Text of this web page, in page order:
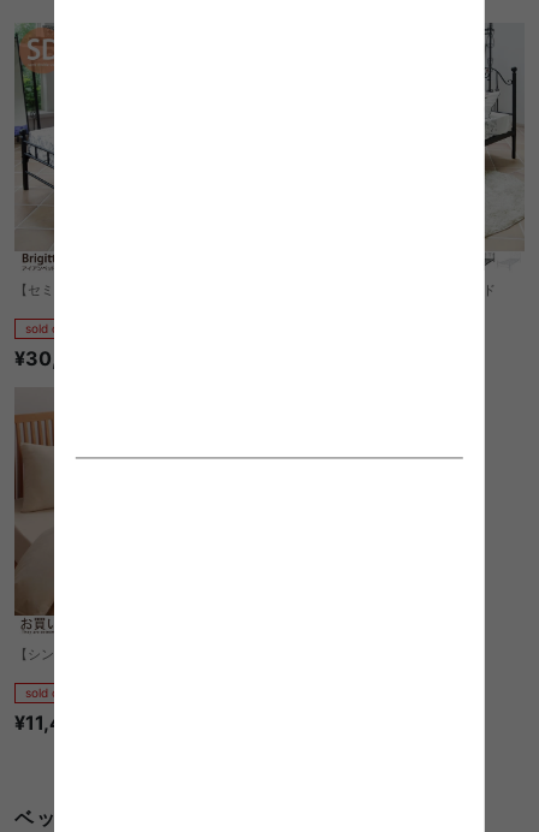
【セミダブル】Brigitte アイアンベッド
sold out
¥30,300〜
【シングル】Brigitte アイアンベッド
【シングル】お買い得羽根布団8点セット
sold out
¥11,470
ベッド 可愛い 収納に関するキーワード